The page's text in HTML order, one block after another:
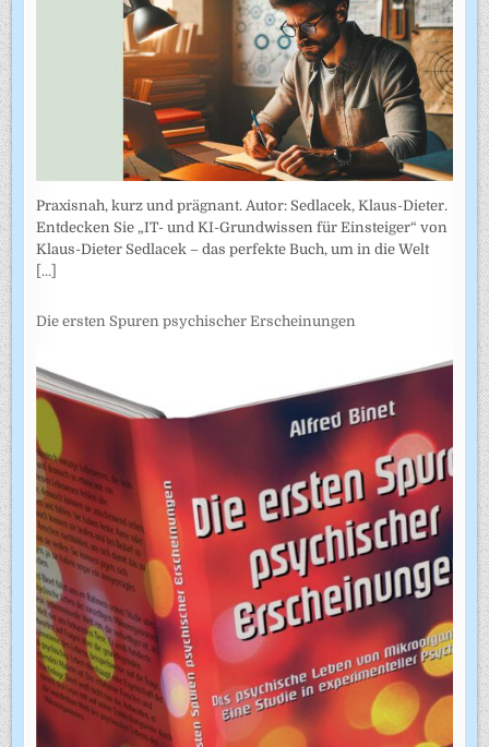
Praxisnah, kurz und prägnant. Autor: Sedlacek, Klaus-Dieter.
Entdecken Sie „IT- und KI-Grundwissen für Einsteiger“ von
Klaus-Dieter Sedlacek – das perfekte Buch, um in die Welt
[...]
Die ersten Spuren psychischer Erscheinungen